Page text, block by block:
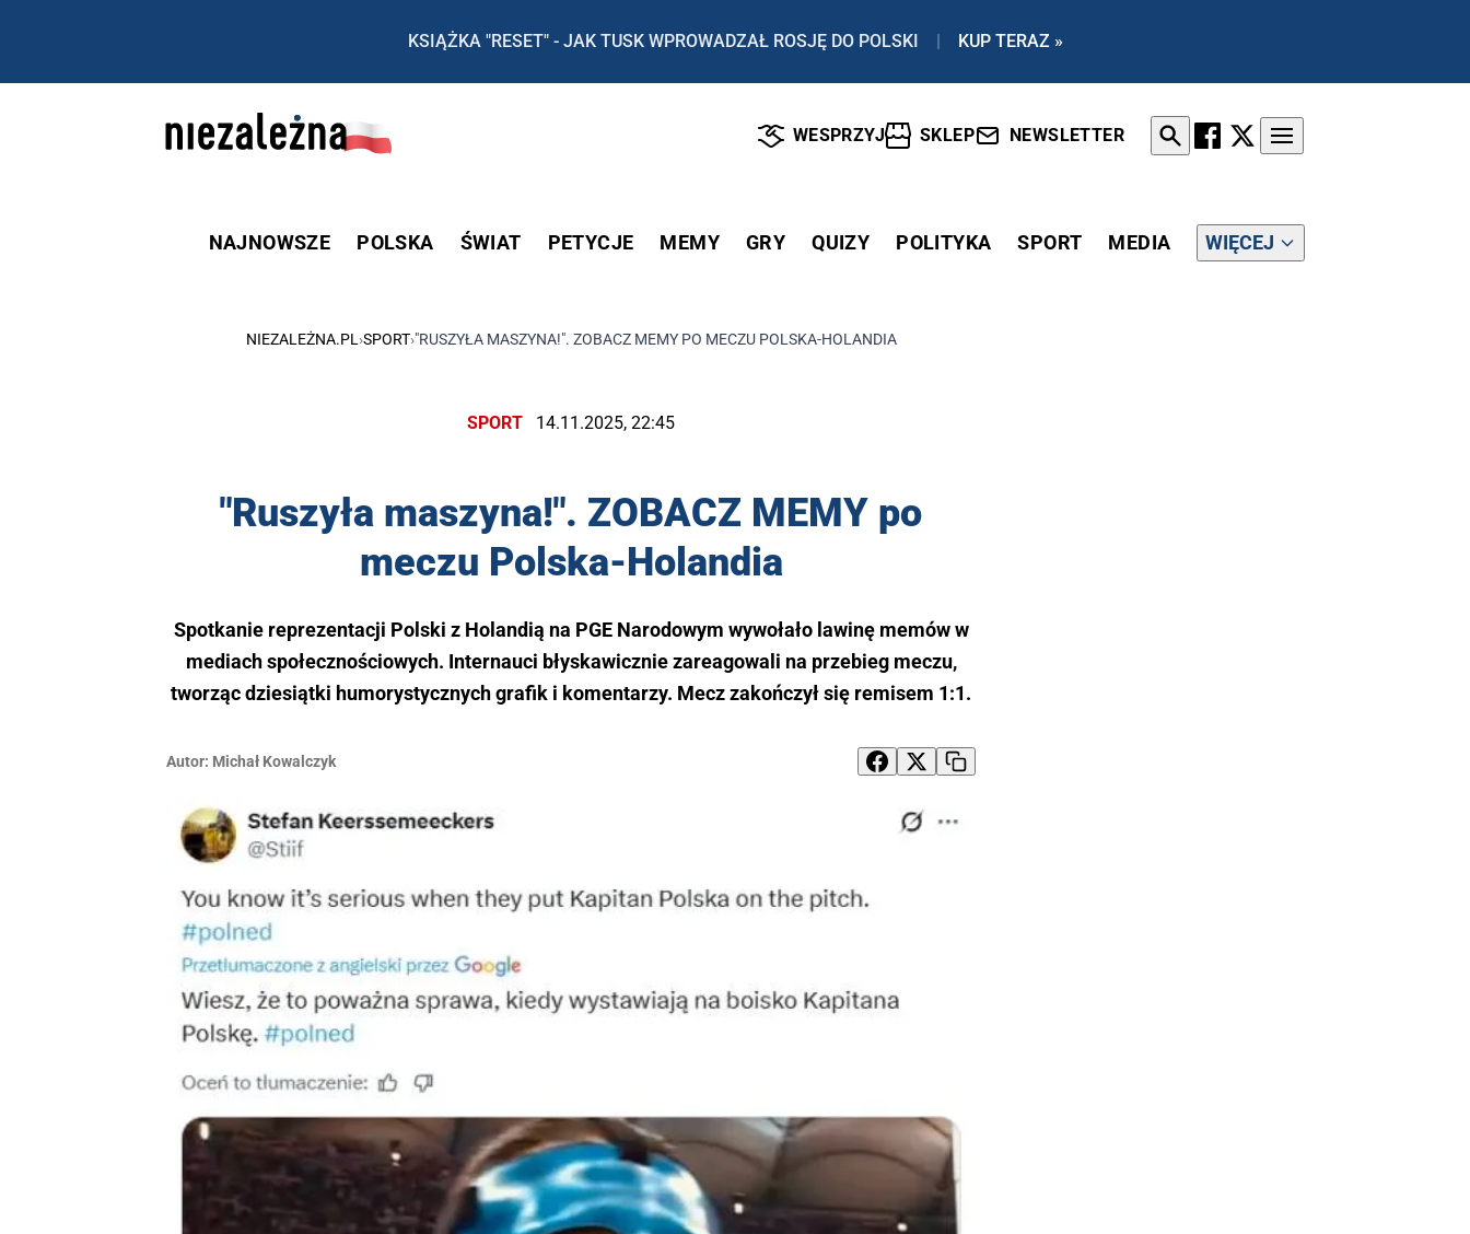
KSIĄŻKA "RESET" - JAK TUSK WPROWADZAŁ ROSJĘ DO POLSKI | KUP TERAZ »
WESPRZYJ SKLEP NEWSLETTER
NAJNOWSZE POLSKA ŚWIAT PETYCJE MEMY GRY QUIZY POLITYKA SPORT MEDIA WIĘCEJ
NIEZALEŻNA.PL ›SPORT›"RUSZYŁA MASZYNA!". ZOBACZ MEMY PO MECZU POLSKA-HOLANDIA
SPORT 14.11.2025, 22:45
"Ruszyła maszyna!". ZOBACZ MEMY po
meczu Polska-Holandia
Spotkanie reprezentacji Polski z Holandią na PGE Narodowym wywołało lawinę memów w
mediach społecznościowych. Internauci błyskawicznie zareagowali na przebieg meczu,
tworząc dziesiątki humorystycznych grafik i komentarzy. Mecz zakończył się remisem 1:1.
Autor: Michał Kowalczyk